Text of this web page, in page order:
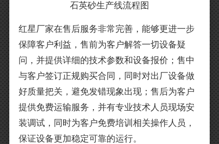
石英砂生产线流程图
红星厂家在售后服务非常完善，能够更进一步
保障客户利益，售前为客户解答一切设备疑
问，并提供详细的技术参数和设备报价；售中
与客户签订正规购买合同，同时对出厂设备做
好质量把关，避免发错现象出现；售后为客户
提供免费运输服务，并有专业技术人员现场安
装调试，同时为客户免费培训相关操作人员，
保证设备更加稳定可靠的运行。